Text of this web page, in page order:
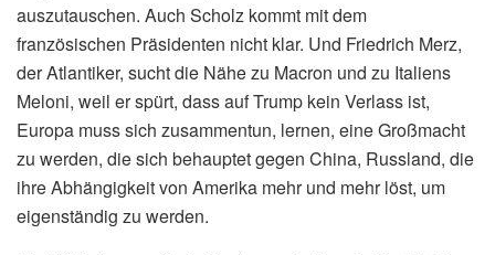
auszutauschen. Auch Scholz kommt mit dem
französischen Präsidenten nicht klar. Und Friedrich Merz,
der Atlantiker, sucht die Nähe zu Macron und zu Italiens
Meloni, weil er spürt, dass auf Trump kein Verlass ist,
Europa muss sich zusammentun, lernen, eine Großmacht
zu werden, die sich behauptet gegen China, Russland, die
ihre Abhängigkeit von Amerika mehr und mehr löst, um
eigenständig zu werden.